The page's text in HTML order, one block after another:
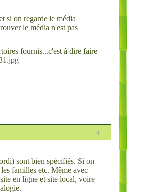
si on regarde le média
le média n'est pas
fournis...c'est à dire faire
3
sont bien spécifiés. Si on
familles etc. Même avec
en ligne et site local, voire